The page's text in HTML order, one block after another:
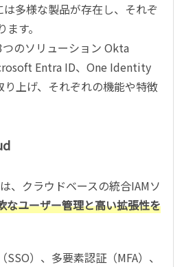
多様な製品が存在し、それぞ
す。
のソリューション Okta
Entra ID、One Identity
り上げ、それぞれの機能や特徴
クラウドベースの統合IAMソ
なユーザー管理と高い拡張性を
）、多要素認証（MFA）、